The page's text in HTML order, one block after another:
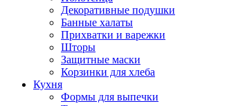
Декоративные подушки
Банные халаты
Прихватки и варежки
Шторы
Защитные маски
Корзинки для хлеба
Кухня
Формы для выпечки